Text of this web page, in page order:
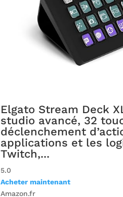
Elgato Stream Deck
studio avancé, 32
déclenchement
applications et les
Twitch,...
5.0
Acheter maintenant
Amazon.fr